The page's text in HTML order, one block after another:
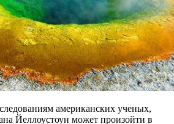
американских ученых,
Йеллоустоун может произойти в